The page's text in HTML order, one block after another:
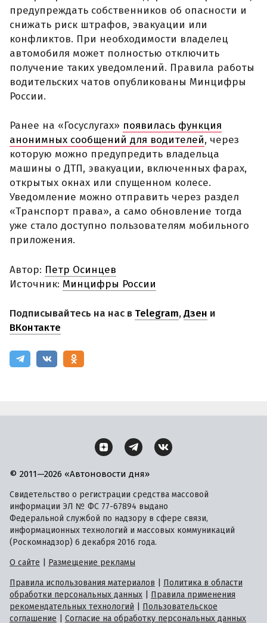
предупреждать собственников об опасности и
снижать риск штрафов, эвакуации или
конфликтов. При необходимости владелец
автомобиля может полностью отключить
получение таких уведомлений. Правила работы
водительских чатов опубликованы Минцифры
России.
Ранее на «Госуслугах» появилась функция
анонимных сообщений для водителей, через
которую можно предупредить владельца
машины о ДТП, эвакуации, включенных фарах,
открытых окнах или спущенном колесе.
Уведомление можно отправить через раздел
«Транспорт права», а само обновление тогда
уже стало доступно пользователям мобильного
приложения.
Автор: Петр Осинцев
Источник: Минцифры России
Подписывайтесь на нас в Telegram,Дзен и
ВКонтакте
© 2011—2026 «Автоновости дня»
Свидетельство о регистрации средства массовой
информации ЭЛ № ФС 77-67894 выдано
Федеральной службой по надзору в сфере связи,
информационных технологий и массовых коммуникаций
(Роскомнадзор) 6 декабря 2016 года.
О сайте
Размещение рекламы
Правила использования материалов
Политика в области
обработки персональных данных
Правила применения
рекомендательных технологий
Пользовательское
соглашение
Согласие на обработку персональных данных